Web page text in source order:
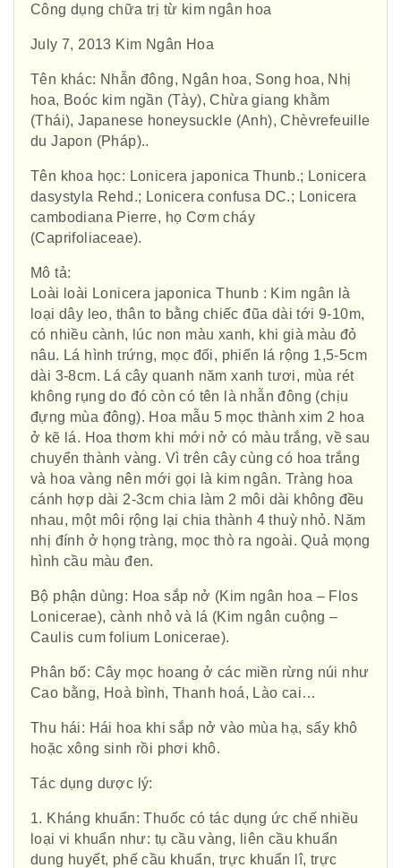
Công dụng chữa trị từ kim ngân hoa
July 7, 2013 Kim Ngân Hoa
Tên khác: Nhẫn đông, Ngân hoa, Song hoa, Nhị
hoa, Boóc kim ngần (Tày), Chừa giang khằm
(Thái), Japanese honeysuckle (Anh), Chèvrefeuille
du Japon (Pháp)..
Tên khoa học: Lonicera japonica Thunb.; Lonicera
dasystyla Rehd.; Lonicera confusa DC.; Lonicera
cambodiana Pierre, họ Cơm cháy
(Caprifoliaceae).
Mô tả:
Loài loài Lonicera japonica Thunb : Kim ngân là
loại dây leo, thân to bằng chiếc đũa dài tới 9-10m,
có nhiều cành, lúc non màu xanh, khi già màu đỏ
nâu. Lá hình trứng, mọc đối, phiến lá rộng 1,5-5cm
dài 3-8cm. Lá cây quanh năm xanh tươi, mùa rét
không rụng do đó còn có tên là nhẫn đông (chịu
đựng mùa đông). Hoa mẫu 5 mọc thành xim 2 hoa
ở kẽ lá. Hoa thơm khi mới nở có màu trắng, về sau
chuyển thành vàng. Vì trên cây cùng có hoa trắng
và hoa vàng nên mới gọi là kim ngân. Tràng hoa
cánh hợp dài 2-3cm chia làm 2 môi dài không đều
nhau, một môi rộng lại chia thành 4 thuỳ nhỏ. Năm
nhị đính ở họng tràng, mọc thò ra ngoài. Quả mọng
hình cầu màu đen.
Bộ phận dùng: Hoa sắp nở (Kim ngân hoa – Flos
Lonicerae), cành nhỏ và lá (Kim ngân cuộng –
Caulis cum folium Lonicerae).
Phân bố: Cây mọc hoang ở các miền rừng núi như
Cao bằng, Hoà bình, Thanh hoá, Lào cai…
Thu hái: Hái hoa khi sắp nở vào mùa hạ, sấy khô
hoặc xông sinh rồi phơi khô.
Tác dụng dược lý:
1. Kháng khuẩn: Thuốc có tác dụng ức chế nhiều
loại vi khuẩn như: tụ cầu vàng, liên cầu khuẩn
dung huyết, phế cầu khuẩn, trực khuẩn lî, trực